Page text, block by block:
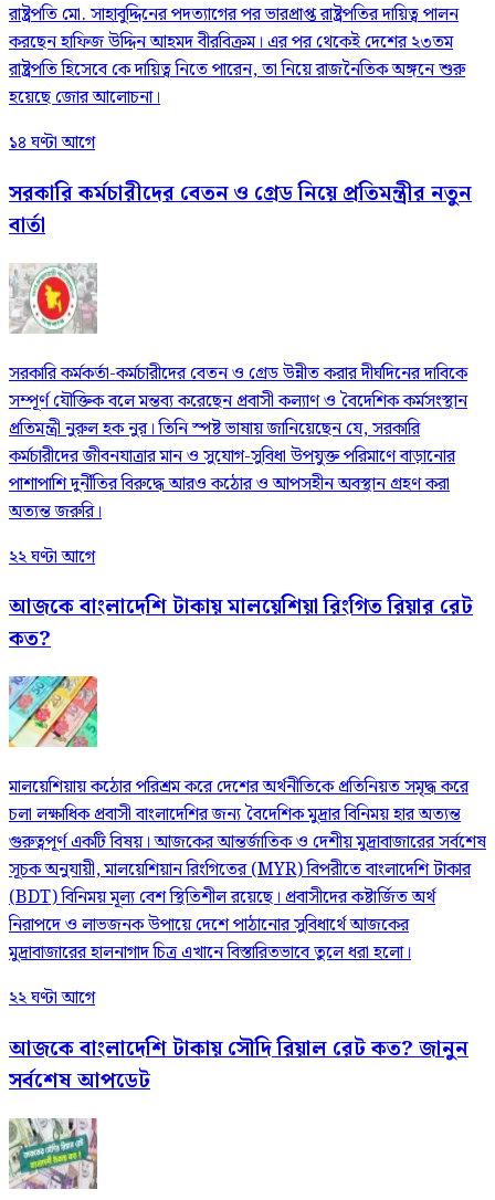
রাষ্ট্রপতি মো. সাহাবুদ্দিনের পদত্যাগের পর ভারপ্রাপ্ত রাষ্ট্রপতির দায়িত্ব পালন
করছেন হাফিজ উদ্দিন আহমদ বীরবিক্রম। এর পর থেকেই দেশের ২৩তম
রাষ্ট্রপতি হিসেবে কে দায়িত্ব নিতে পারেন, তা নিয়ে রাজনৈতিক অঙ্গনে শুরু
হয়েছে জোর আলোচনা।
১৪ ঘণ্টা আগে
সরকারি কর্মচারীদের বেতন ও গ্রেড নিয়ে প্রতিমন্ত্রীর নতুন
বার্তা
সরকারি কর্মকর্তা-কর্মচারীদের বেতন ও গ্রেড উন্নীত করার দীর্ঘদিনের দাবিকে
সম্পূর্ণ যৌক্তিক বলে মন্তব্য করেছেন প্রবাসী কল্যাণ ও বৈদেশিক কর্মসংস্থান
প্রতিমন্ত্রী নুরুল হক নুর। তিনি স্পষ্ট ভাষায় জানিয়েছেন যে, সরকারি
কর্মচারীদের জীবনযাত্রার মান ও সুযোগ-সুবিধা উপযুক্ত পরিমাণে বাড়ানোর
পাশাপাশি দুর্নীতির বিরুদ্ধে আরও কঠোর ও আপসহীন অবস্থান গ্রহণ করা
অত্যন্ত জরুরি।
২২ ঘণ্টা আগে
আজকে বাংলাদেশি টাকায় মালয়েশিয়া রিংগিত রিয়ার রেট
কত?
মালয়েশিয়ায় কঠোর পরিশ্রম করে দেশের অর্থনীতিকে প্রতিনিয়ত সমৃদ্ধ করে
চলা লক্ষাধিক প্রবাসী বাংলাদেশির জন্য বৈদেশিক মুদ্রার বিনিময় হার অত্যন্ত
গুরুত্বপূর্ণ একটি বিষয়। আজকের আন্তর্জাতিক ও দেশীয় মুদ্রাবাজারের সর্বশেষ
সূচক অনুযায়ী, মালয়েশিয়ান রিংগিতের (MYR) বিপরীতে বাংলাদেশি টাকার
(BDT) বিনিময় মূল্য বেশ স্থিতিশীল রয়েছে। প্রবাসীদের কষ্টার্জিত অর্থ
নিরাপদে ও লাভজনক উপায়ে দেশে পাঠানোর সুবিধার্থে আজকের
মুদ্রাবাজারের হালনাগাদ চিত্র এখানে বিস্তারিতভাবে তুলে ধরা হলো।
২২ ঘণ্টা আগে
আজকে বাংলাদেশি টাকায় সৌদি রিয়াল রেট কত? জানুন
সর্বশেষ আপডেট